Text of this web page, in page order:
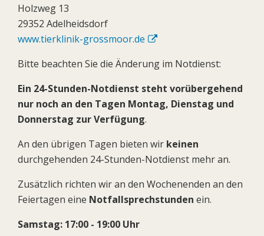
Holzweg 13
29352 Adelheidsdorf
www.tierklinik-grossmoor.de
Bitte beachten Sie die Änderung im Notdienst:
Ein 24-Stunden-Notdienst steht vorübergehend
nur noch an den Tagen Montag, Dienstag und
Donnerstag zur Verfügung.
An den übrigen Tagen bieten wir keinen
durchgehenden 24-Stunden-Notdienst mehr an.
Zusätzlich richten wir an den Wochenenden an den
Feiertagen eine Notfallsprechstunden ein.
Samstag: 17:00 - 19:00 Uhr